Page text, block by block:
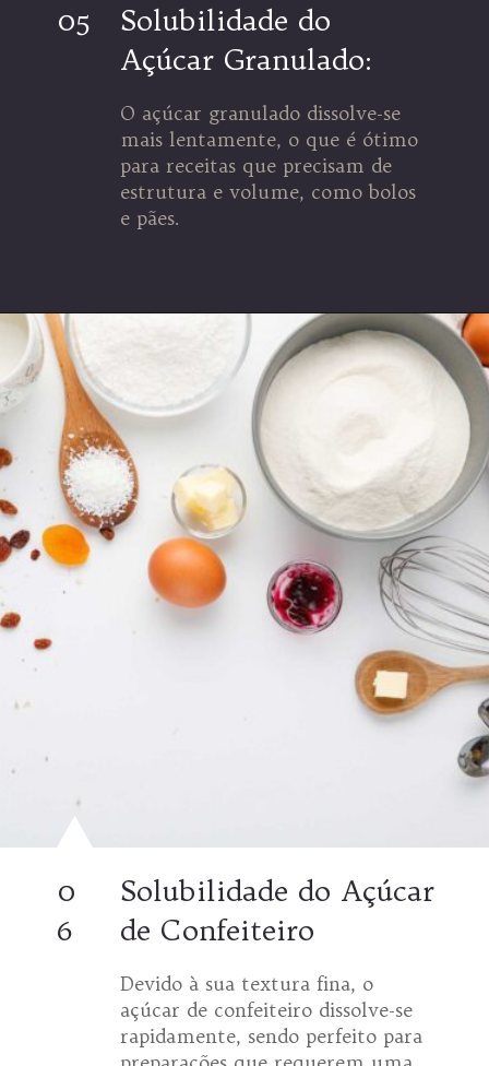
Solubilidade do
Açúcar Granulado:
05
O açúcar granulado dissolve-se
mais lentamente, o que é ótimo
para receitas que precisam de
estrutura e volume, como bolos
e pães.
Solubilidade do Açúcar
de Confeiteiro
0
6
Devido à sua textura fina, o
açúcar de confeiteiro dissolve-se
rapidamente, sendo perfeito para